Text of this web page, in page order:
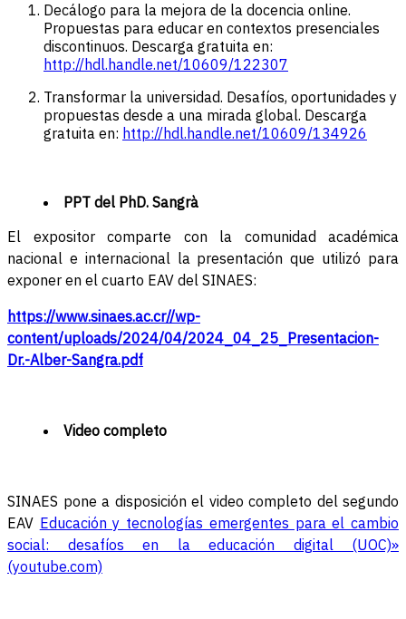
Decálogo para la mejora de la docencia online.
Propuestas para educar en contextos presenciales
discontinuos. Descarga gratuita en:
http://hdl.handle.net/10609/122307
Transformar la universidad. Desafíos, oportunidades y
propuestas desde a una mirada global. Descarga
gratuita en: http://hdl.handle.net/10609/134926
PPT del PhD. Sangrà
El expositor comparte con la comunidad académica
nacional e internacional la presentación que utilizó para
exponer en el cuarto EAV del SINAES:
https://www.sinaes.ac.cr//wp-
content/uploads/2024/04/2024_04_25_Presentacion-
Dr.-Alber-Sangra.pdf
Video completo
SINAES pone a disposición el video completo del segundo
EAV Educación y tecnologías emergentes para el cambio
social: desafíos en la educación digital (UOC)»
(youtube.com)